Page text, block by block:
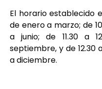
El horario establecido
de enero a marzo; de
a junio; de 11.30 a
septiembre, y de 12.30
a diciembre.